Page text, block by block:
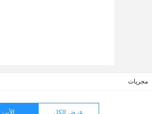
مجريات
عرض الكل الأبرز